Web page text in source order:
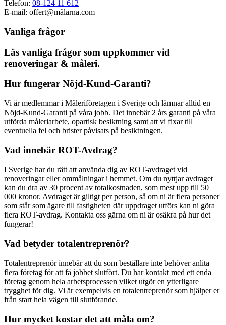
Telefon: 08-124 11 612
E-mail: offert@målarna.com
Vanliga frågor
Läs vanliga frågor som uppkommer vid
renoveringar & måleri.
Hur fungerar Nöjd-Kund-Garanti?
Vi är medlemmar i Måleriföretagen i Sverige och lämnar alltid en
Nöjd-Kund-Garanti på våra jobb. Det innebär 2 års garanti på våra
utförda måleriarbete, opartisk besiktning samt att vi fixar till
eventuella fel och brister påvisats på besiktningen.
Vad innebär ROT-Avdrag?
I Sverige har du rätt att använda dig av ROT-avdraget vid
renoveringar eller ommålningar i hemmet. Om du nyttjar avdraget
kan du dra av 30 procent av totalkostnaden, som mest upp till 50
000 kronor. Avdraget är giltigt per person, så om ni är flera personer
som står som ägare till fastigheten där uppdraget utförs kan ni göra
flera ROT-avdrag. Kontakta oss gärna om ni är osäkra på hur det
fungerar!
Vad betyder totalentreprenör?
Totalentreprenör innebär att du som beställare inte behöver anlita
flera företag för att få jobbet slutfört. Du har kontakt med ett enda
företag genom hela arbetsprocessen vilket utgör en ytterligare
trygghet för dig. Vi är exempelvis en totalentreprenör som hjälper er
från start hela vägen till slutförande.
Hur mycket kostar det att måla om?